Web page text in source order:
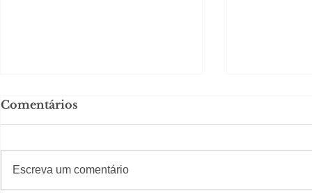
Comentários
Escreva um comentário
#Sugestões